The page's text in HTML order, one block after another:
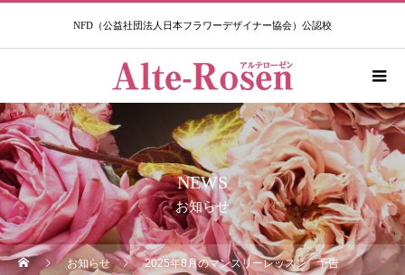
NFD（公益社団法人日本フラワーデザイナー協会）公認校​
NEWS
お知らせ
お知らせ 2025年8月のマンスリーレッスン 予告